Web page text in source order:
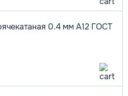
0.4 мм А12 ГОСТ